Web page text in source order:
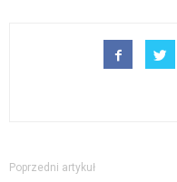
Poprzedni artykuł